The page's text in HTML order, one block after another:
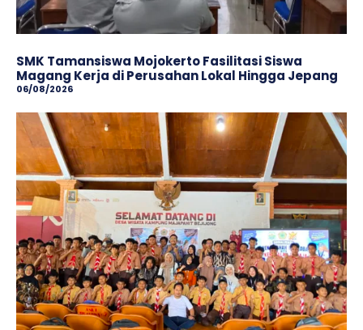
SMK Tamansiswa Mojokerto Fasilitasi Siswa
Magang Kerja di Perusahan Lokal Hingga Jepang
06/08/2026